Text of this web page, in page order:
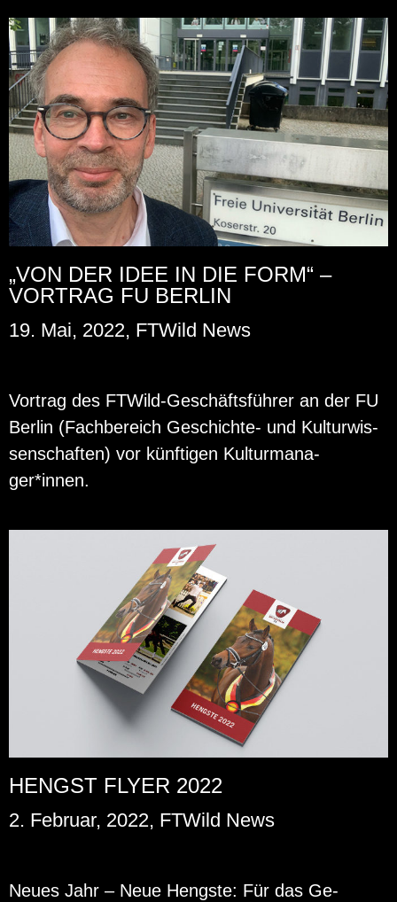
„VON DER IDEE IN DIE FORM“ –
VORTRAG FU BERLIN
19. Mai, 2022, FTWild News
Vor­trag des FT­Wild-Ge­schäfts­füh­rer an der FU
Ber­lin (Fach­be­reich Ge­schich­te- und Kul­tur­wis­
sen­schaf­ten) vor künf­ti­gen Kul­tur­ma­na­
ger*innen.
HENGST FLYER 2022
2. Februar, 2022, FTWild News
Neues Jahr – Neue Hengs­te: Für das Ge­